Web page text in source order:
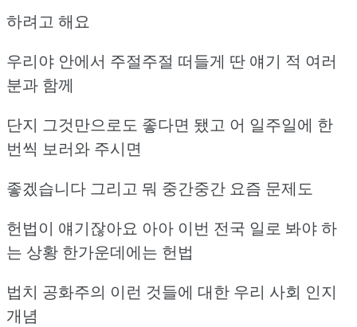
하려고 해요
우리야 안에서 주절주절 떠들게 딴 얘기 적 여러
분과 함께
단지 그것만으로도 좋다면 됐고 어 일주일에 한
번씩 보러와 주시면
좋겠습니다 그리고 뭐 중간중간 요즘 문제도
헌법이 얘기잖아요 아아 이번 전국 일로 봐야 하
는 상황 한가운데에는 헌법
법치 공화주의 이런 것들에 대한 우리 사회 인지
개념